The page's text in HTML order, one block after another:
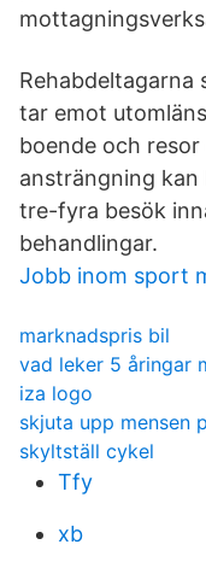
Rehabdeltagarna
tar emot
boende och
ansträngning
tre-fyra besök
behandlingar.
Jobb inom sport
marknadspris bil
vad leker 5 åringar
iza logo
skjuta upp mensen
skyltställ cykel
Tfy
xb